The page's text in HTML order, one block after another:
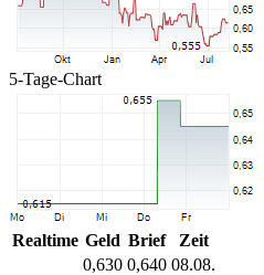
5-Tage-Chart
Realtime Geld Brief
Zeit
0,630 0,640 08.08.